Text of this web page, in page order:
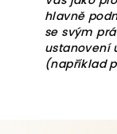
hlavně
se svým
ustanovení
(například